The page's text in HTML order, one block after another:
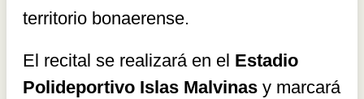
territorio bonaerense.
El recital se realizará en el Estadio
Polideportivo Islas Malvinas y marcará